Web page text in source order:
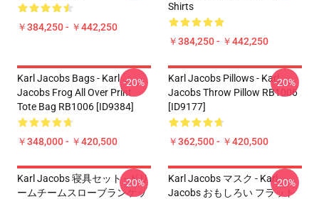
￥384,250 - ￥442,250
Shirts
￥384,250 - ￥442,250
Karl Jacobs Bags - Karl
Jacobs Frog All Over Print
Tote Bag RB1006 [ID9384]
￥348,000 - ￥420,500
-20%
Karl Jacobs Pillows - Karl
Jacobs Throw Pillow RB1006
[ID9177]
￥362,500 - ￥420,500
-20%
Karl Jacobs 寝具セット - ドリ
ームチームスローブランケッ
-20%
Karl Jacobs マスク - Karl
Jacobs おもしろい フラット
-20%